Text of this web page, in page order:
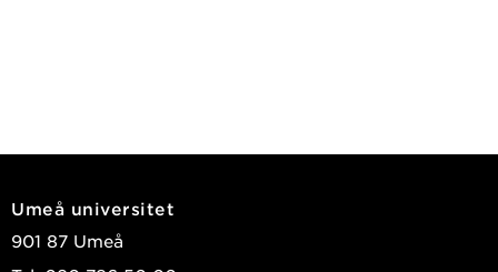
Umeå universitet
901 87 Umeå